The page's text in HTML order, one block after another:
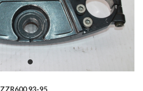
ZZR600 93-95